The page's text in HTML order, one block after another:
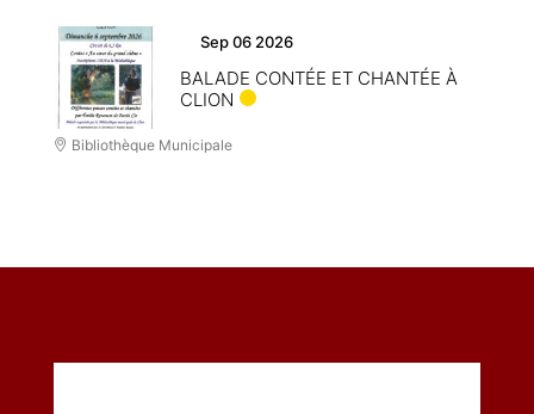
Sep 06 2026
BALADE CONTÉE ET CHANTÉE À
CLION
Bibliothèque Municipale